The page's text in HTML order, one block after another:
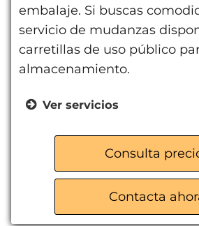
embalaje. Si buscas
servicio de mudanzas
carretillas de uso público
almacenamiento.
Ver servicios
Máxima seguridad 24/
Acceso 365 días del
Aparcamiento gratuito
Servicio de mudanzas
Consulta
Contacta